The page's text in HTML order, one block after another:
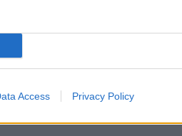
Access Privacy Policy
Μητσοτάκης: «Τα
όλα όσα ακούγονται